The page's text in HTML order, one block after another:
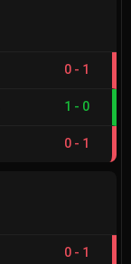
0 - 1
1 - 0
0 - 1
0 - 1